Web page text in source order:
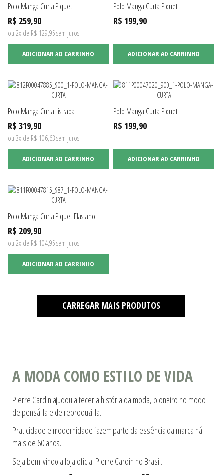
Polo Manga Curta Piquet
R$ 259,90
ou 2x de R$ 129,95 sem juros
ADICIONAR AO CARRINHO
Polo Manga Curta Piquet
R$ 199,90
ADICIONAR AO CARRINHO
Polo Manga Curta Listrada
R$ 319,90
ou 3x de R$ 106,63 sem juros
ADICIONAR AO CARRINHO
Polo Manga Curta Piquet
R$ 199,90
ADICIONAR AO CARRINHO
Polo Manga Curta Piquet Elastano
R$ 209,90
ou 2x de R$ 104,95 sem juros
ADICIONAR AO CARRINHO
CARREGAR MAIS PRODUTOS
A MODA COMO ESTILO DE VIDA
Pierre Cardin ajudou a tecer a história da moda, pioneiro no modo
de pensá-la e de reproduzi-la.
Praticidade e modernidade fazem parte da essência da marca há
mais de 60 anos.
Seja bem-vindo a loja oficial Pierre Cardin no Brasil.